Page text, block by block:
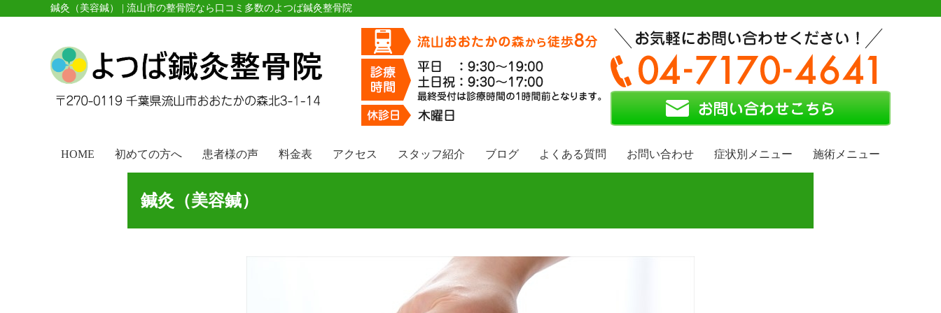
鍼灸（美容鍼） | 流山市の整骨院なら口コミ多数のよつば鍼灸整骨院
HOME 初めての方へ 患者様の声 料金表 アクセス スタッフ紹介 ブログ よくある質問 お問い合わせ 症状別メニュー 施術メニュー
鍼灸（美容鍼）